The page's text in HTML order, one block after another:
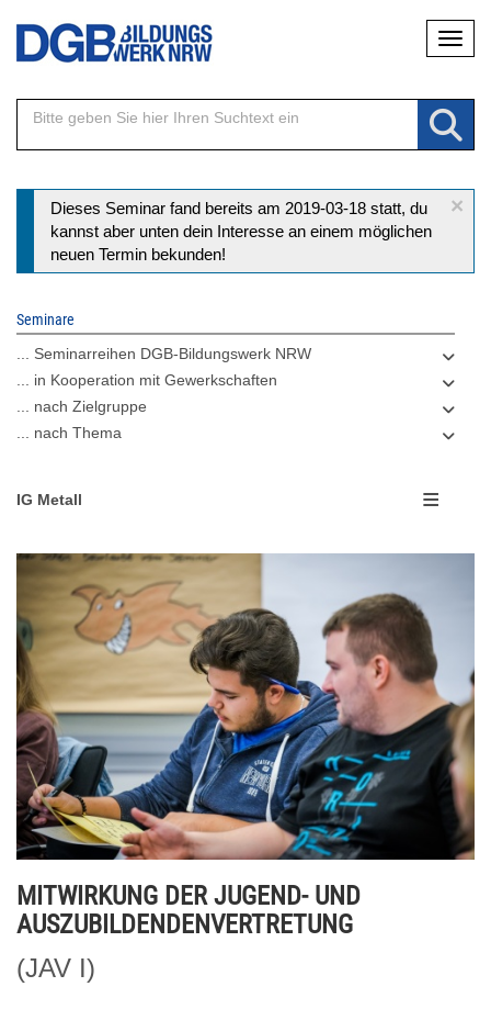
Direkt
Inhalt
×
Statusmeldung
Dieses Seminar fand bereits am 2019-03-18 statt, du
kannst aber unten dein Interesse an einem möglichen
neuen Termin bekunden!
Seminare
... Seminarreihen DGB-Bildungswerk NRW
... in Kooperation mit Gewerkschaften
... nach Zielgruppe
... nach Thema
IG Metall
MITWIRKUNG DER JUGEND- UND
AUSZUBILDENDENVERTRETUNG
(JAV I)